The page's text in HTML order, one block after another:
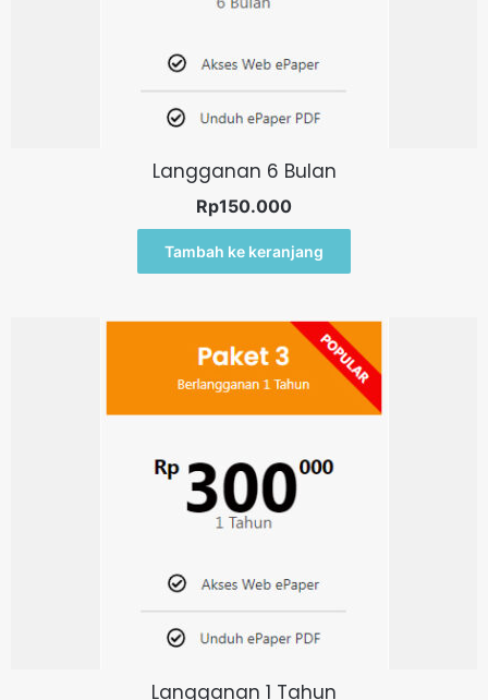
Langganan 6 Bulan
Rp150.000
Tambah ke keranjang
Langganan 1 Tahun